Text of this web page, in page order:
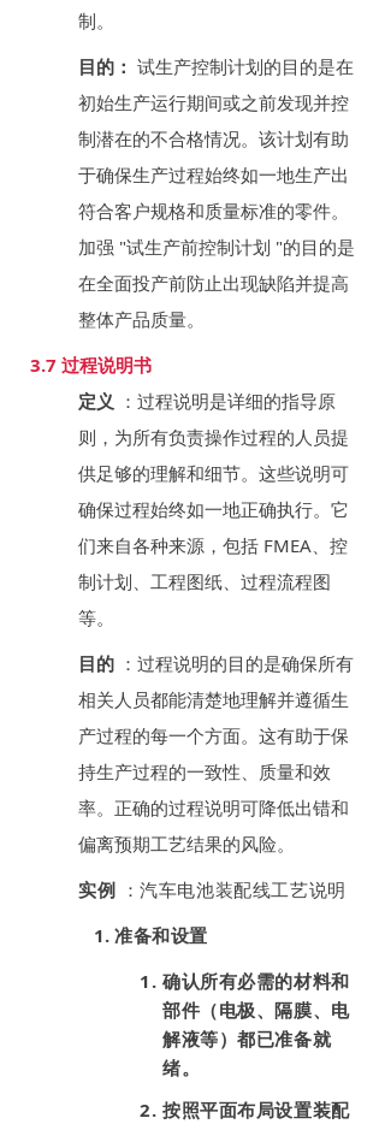
制。
目的： 试生产控制计划的目的是在
初始生产运行期间或之前发现并控
制潜在的不合格情况。该计划有助
于确保生产过程始终如一地生产出
符合客户规格和质量标准的零件。
加强 "试生产前控制计划 "的目的是
在全面投产前防止出现缺陷并提高
整体产品质量。
3.7 过程说明书
定义 ：过程说明是详细的指导原
则，为所有负责操作过程的人员提
供足够的理解和细节。这些说明可
确保过程始终如一地正确执行。它
们来自各种来源，包括 FMEA、控
制计划、工程图纸、过程流程图
等。
目的 ：过程说明的目的是确保所有
相关人员都能清楚地理解并遵循生
产过程的每一个方面。这有助于保
持生产过程的一致性、质量和效
率。正确的过程说明可降低出错和
偏离预期工艺结果的风险。
实例 ：汽车电池装配线工艺说明
准备和设置
确认所有必需的材料和
部件（电极、隔膜、电
解液等）都已准备就
绪。
按照平面布局设置装配